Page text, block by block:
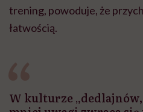
trening, powoduje, że
łatwością.
W kulturze